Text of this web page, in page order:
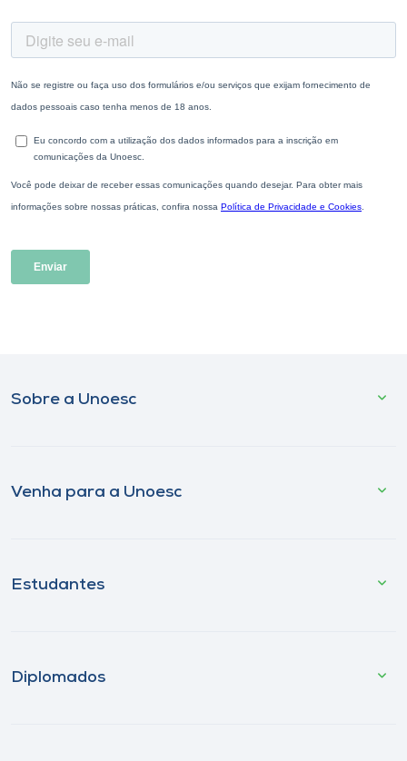
Sobre a Unoesc
Venha para a Unoesc
Estudantes
Diplomados